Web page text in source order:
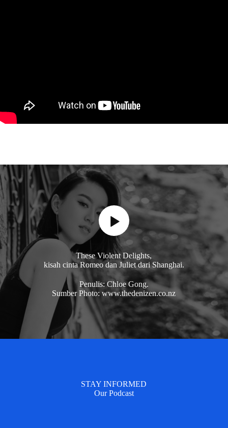
These Violent Delights,
kisah cinta Romeo dan Juliet dari Shanghai.
Penulis: Chloe Gong.
Sumber Photo: www.thedenizen.co.nz
STAY INFORMED
Our Podcast